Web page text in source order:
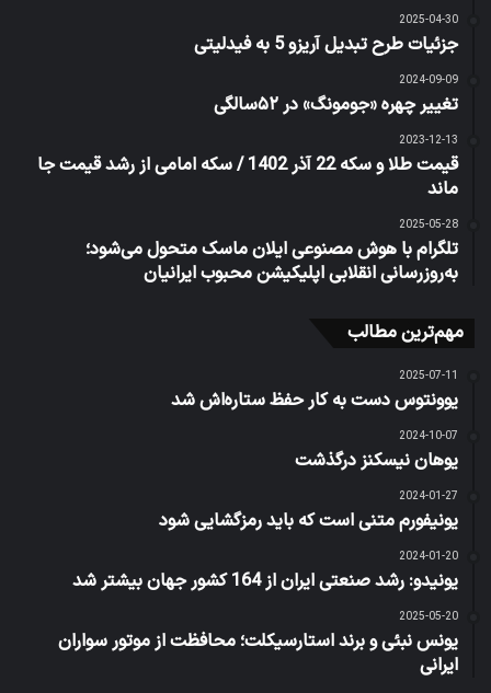
2025-04-30
جزئیات طرح تبدیل آریزو 5 به فیدلیتی
2024-09-09
تغییر چهره «جومونگ» در ۵۲سالگی
2023-12-13
قیمت طلا و سکه 22 آذر 1402 / سکه امامی از رشد قیمت جا
ماند
2025-05-28
تلگرام با هوش مصنوعی ایلان ماسک متحول می‌شود؛
به‌روز‌رسانی انقلابی اپلیکیشن محبوب ایرانیان
مهم‌ترین مطالب
2025-07-11
یوونتوس دست به کار حفظ ستاره‌اش شد
2024-10-07
یوهان نیسکنز درگذشت
2024-01-27
یونیفورم متنی است که باید رمزگشایی شود
2024-01-20
یونیدو: رشد صنعتی ایران از 164 کشور جهان بیشتر شد
2025-05-20
یونس نبئی و برند استارسیکلت؛ محافظت از موتور سواران
ایرانی